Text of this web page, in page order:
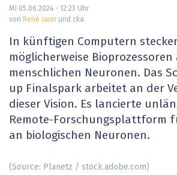
Mi 05.06.2024 - 12:23 Uhr
von René Jaun und cka
In künftigen Computern
möglicherweise Bioprozessoren
menschlichen Neuronen. Das
up Finalspark arbeitet an der
dieser Vision. Es lancierte
Remote-Forschungsplattform
an biologischen Neuronen.
(Source: Planetz / stock.adobe.com)